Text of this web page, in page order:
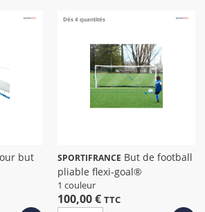
Dès 4 quantités
SPORTIFRANCE
pliable flexi-goal®
1 couleur
100,00 € TTC